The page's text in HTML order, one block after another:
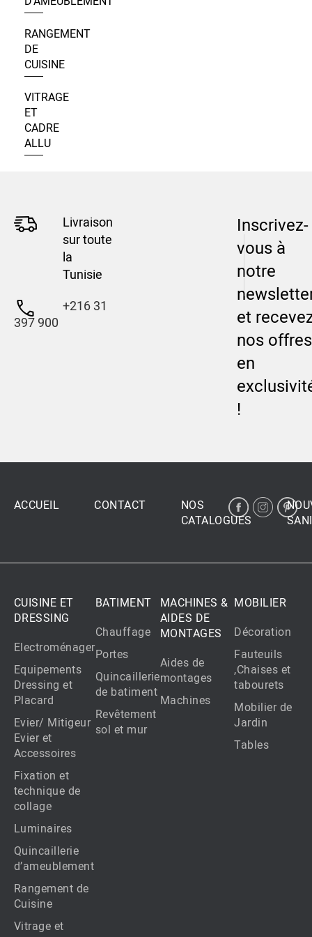
RANGEMENT
DE
CUISINE
VITRAGE
ET
CADRE
ALLU
Livraison
sur toute
la
Tunisie
+216 31
397 900
Inscrivez-
vous à
notre
et
nos offres
en
!
ACCUEIL CONTACT
NOS
CATALOGUES
CUISINE ET
DRESSING
Electroménager
Equipements
Dressing et
Placard
Evier/ Mitigeur
Evier et
Accessoires
Fixation et
technique de
collage
Luminaires
Quincaillerie
d’ameublement
Rangement de
Cuisine
Vitrage et
BATIMENT
Chauffage
Portes
Quincaillerie
de batiment
Revêtement
sol et mur
MACHINES &
AIDES DE
MONTAGES
Aides de
montages
Machines
MOBILIER
Décoration
Fauteuils
,Chaises et
tabourets
Mobilier de
Jardin
Tables